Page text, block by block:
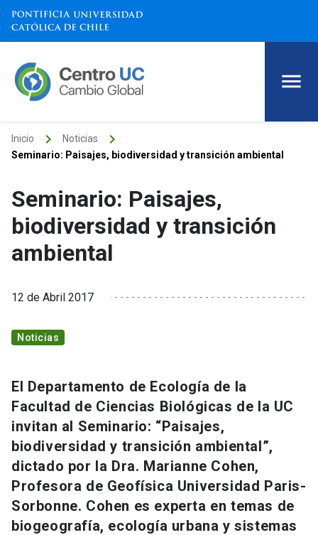
Inicio keyboard_arrow_right Noticias keyboard_arrow_right
Seminario: Paisajes, biodiversidad y transición ambiental
Seminario: Paisajes,
biodiversidad y transición
ambiental
12 de Abril 2017
Noticias
El Departamento de Ecología de la
Facultad de Ciencias Biológicas de la UC
invitan al Seminario: “Paisajes,
biodiversidad y transición ambiental”,
dictado por la Dra. Marianne Cohen,
Profesora de Geofísica Universidad Paris-
Sorbonne. Cohen es experta en temas de
biogeografía, ecología urbana y sistemas